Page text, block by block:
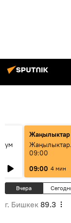
Жаңылыктар
09:00
09:00 4 мин
Вчера
г. Бишкек 89.3